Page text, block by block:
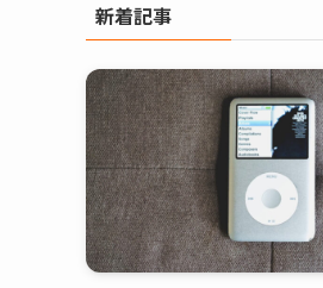
新着記事